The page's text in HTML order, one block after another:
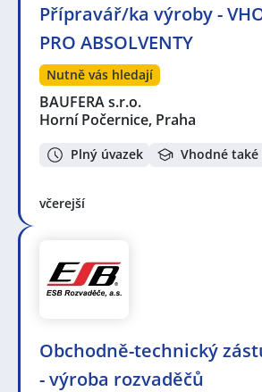
Přípravář/ka výroby -
PRO ABSOLVENTY
Nutně vás hledají
BAUFERA s.r.o.
Horní Počernice, Praha
Plný úvazek Vhodné
včerejší
Obchodně-technický
- výroba rozvaděčů